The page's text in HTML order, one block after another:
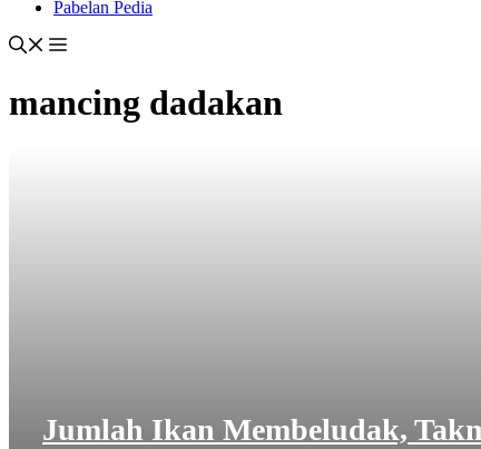
Pabelan Pedia
mancing dadakan
Jumlah Ikan Membeludak,